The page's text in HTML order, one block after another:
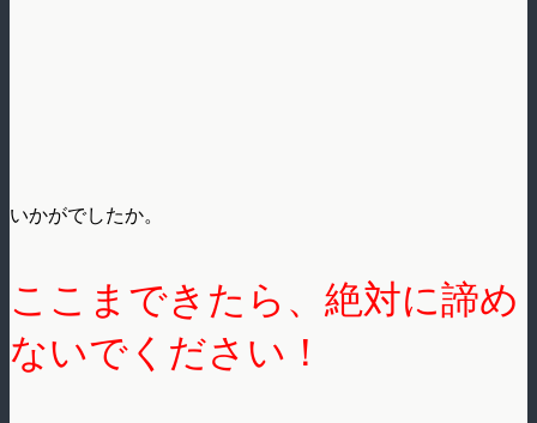
いかがでしたか。
ここまできたら、絶対に諦め
ないでください！